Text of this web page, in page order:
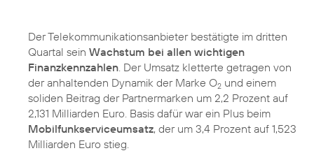
Der Telekommunikationsanbieter bestätigte im dritten
Quartal sein Wachstum bei allen wichtigen
Finanzkennzahlen. Der Umsatz kletterte getragen von
der anhaltenden Dynamik der Marke O2 und einem
soliden Beitrag der Partnermarken um 2,2 Prozent auf
2,131 Milliarden Euro. Basis dafür war ein Plus beim
Mobilfunkserviceumsatz, der um 3,4 Prozent auf 1,523
Milliarden Euro stieg.